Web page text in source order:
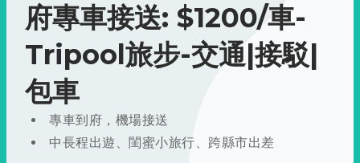
府專車接送: $1200/車-
Tripool旅步-交通|接駁|
包車
專車到府，機場接送
中長程出遊、閨蜜小旅行、跨縣市出差